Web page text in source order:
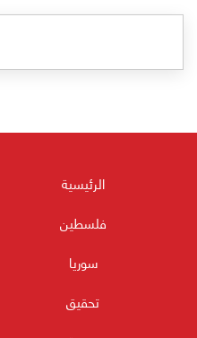
الرئيسية
فلسطين
سوريا
تحقيق